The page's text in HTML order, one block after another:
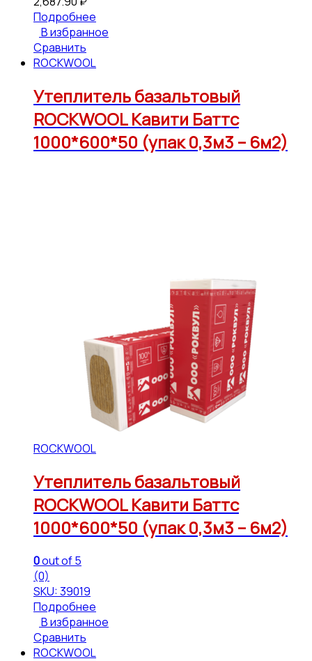
Подробнее
В избранное
Сравнить
ROCKWOOL
Утеплитель базальтовый
ROCKWOOL Кавити Баттс
1000*600*50 (упак 0,3м3 – 6м2)
ROCKWOOL
Утеплитель базальтовый
ROCKWOOL Кавити Баттс
1000*600*50 (упак 0,3м3 – 6м2)
0out of 5
(0)
SKU: 39019
Подробнее
В избранное
Сравнить
ROCKWOOL